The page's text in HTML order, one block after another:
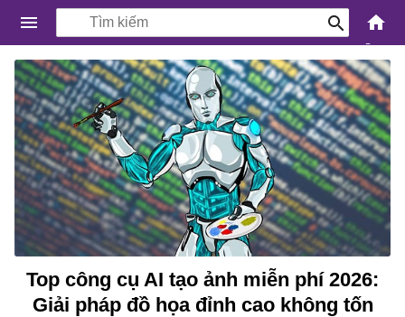
-
Kiến
Thức
Công
Nghệ
Khoa
Học
và
Cuộc
sống
Top công cụ AI tạo ảnh miễn phí 2026:
Giải pháp đồ họa đỉnh cao không tốn